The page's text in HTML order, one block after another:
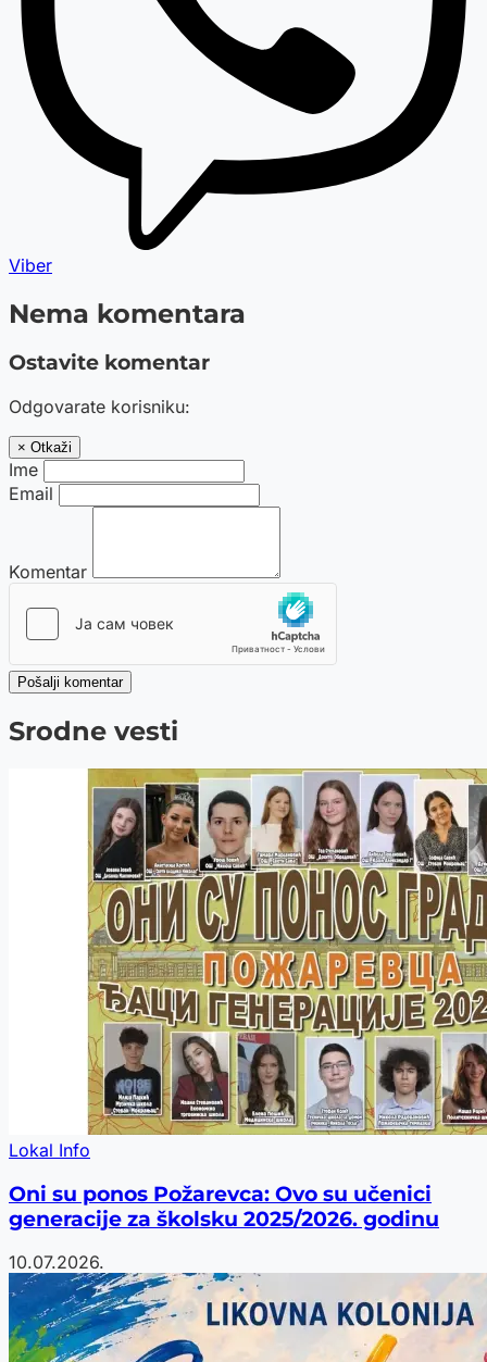
Viber
Nema komentara
Ostavite komentar
Odgovarate korisniku:
× Otkaži
Ime
Email
Komentar
Pošalji komentar
Srodne vesti
Lokal Info
Oni su ponos Požarevca: Ovo su učenici
generacije za školsku 2025/2026. godinu
10.07.2026.